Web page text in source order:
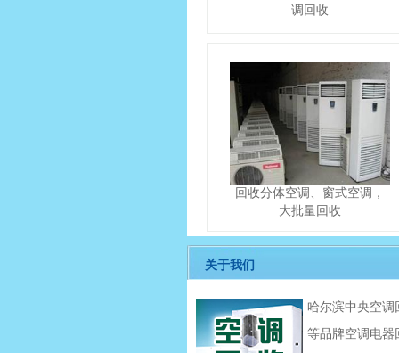
调回收
回收分体空调、窗式空调，
大批量回收
关于我们
哈尔滨中央空
等品牌空调电器